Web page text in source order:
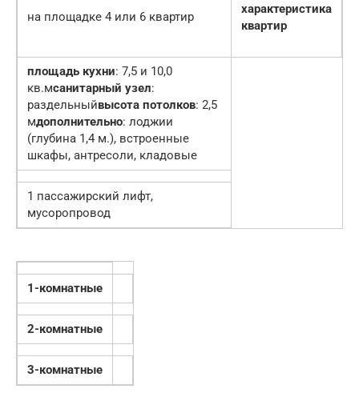
на площадке 4 или 6 квартир
характеристика
квартир
площадь кухни: 7,5 и 10,0
кв.мсанитарный узел:
раздельныйвысота потолков: 2,5
мдополнительно: лоджии
(глубина 1,4 м.), встроенные
шкафы, антресоли, кладовые
1 пассажирский лифт,
мусоропровод
1-комнатные
2-комнатные
3-комнатные